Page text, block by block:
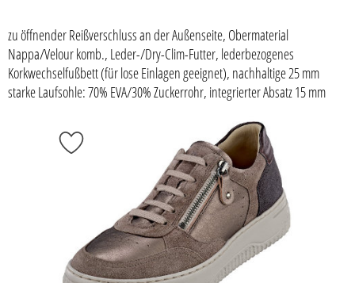
zu öffnender Reißverschluss an der Außenseite, Obermaterial
Nappa/Velour komb., Leder-/Dry-Clim-Futter, lederbezogenes
Korkwechselfußbett (für lose Einlagen geeignet), nachhaltige 25 mm
starke Laufsohle: 70% EVA/30% Zuckerrohr, integrierter Absatz 15 mm